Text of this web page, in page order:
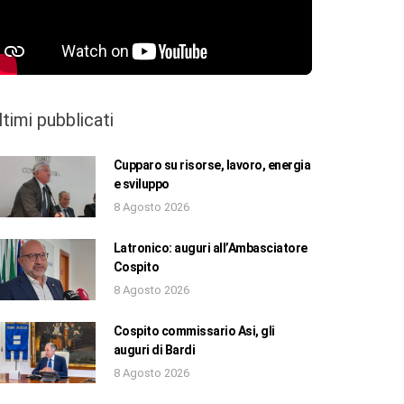
pubblicati
Cupparo su risorse, lavoro, energia
e sviluppo
8 Agosto 2026
Latronico: auguri all’Ambasciatore
Cospito
8 Agosto 2026
Cospito commissario Asi, gli
auguri di Bardi
8 Agosto 2026